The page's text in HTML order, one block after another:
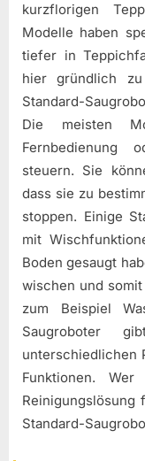
kurzflorigen
Modelle haben
tiefer in
hier gründlich
Standard-
Die meisten
Fernbedienung
steuern. Sie
dass sie zu
stoppen. Einige
mit
Boden gesaugt
wischen und
zum Beispiel
Saugroboter
unterschiedlichen
Funktionen.
Standard-